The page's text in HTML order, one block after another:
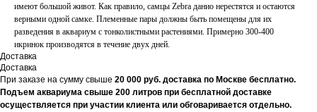
имеют большой живот. Как правило, самцы Zebra данио нерестятся и остаются
верными одной самке. Племенные пары должны быть помещены для их
разведения в аквариум с тонколистными растениями. Примерно 300-400
икринок производятся в течение двух дней.
Доставка
Доставка
При заказе на сумму свыше 20 000 руб. доставка по Москве бесплатно.
Подъем аквариума свыше 200 литров при бесплатной доставке
осуществляется при участии клиента или обговаривается отдельно.